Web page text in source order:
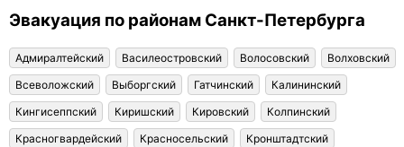
Эвакуация по районам Санкт-Петербурга
Адмиралтейский Василеостровский Волосовский
Волховский
Всеволожский
Выборгский Гатчинский
Калининский
Кингисеппский
Киришский Кировский
Колпинский
Красногвардейский
Красносельский
Кронштадтский